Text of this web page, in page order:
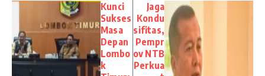
Kunci
Sukses
Masa
Depan
Lombo
k
Jaga
Kondu
sifitas,
Pempr
ov NTB
Perkua